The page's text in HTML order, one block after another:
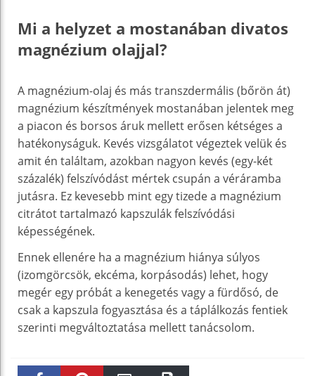
Mi a helyzet a mostanában divatos
magnézium olajjal?
A magnézium-olaj és más transzdermális (bőrön át)
magnézium készítmények mostanában jelentek meg
a piacon és borsos áruk mellett erősen kétséges a
hatékonyságuk. Kevés vizsgálatot végeztek velük és
amit én találtam, azokban nagyon kevés (egy-két
százalék) felszívódást mértek csupán a véráramba
jutásra. Ez kevesebb mint egy tizede a magnézium
citrátot tartalmazó kapszulák felszívódási
képességének.
Ennek ellenére ha a magnézium hiánya súlyos
(izomgörcsök, ekcéma, korpásodás) lehet, hogy
megér egy próbát a kenegetés vagy a fürdősó, de
csak a kapszula fogyasztása és a táplálkozás fentiek
szerinti megváltoztatása mellett tanácsolom.